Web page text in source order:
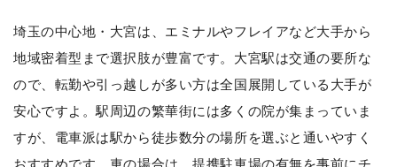
埼玉の中心地・大宮は、エミナルやフレイアなど大手から
地域密着型まで選択肢が豊富です。大宮駅は交通の要所な
ので、転勤や引っ越しが多い方は全国展開している大手が
安心ですよ。駅周辺の繁華街には多くの院が集まっていま
すが、電車派は駅から徒歩数分の場所を選ぶと通いやすく